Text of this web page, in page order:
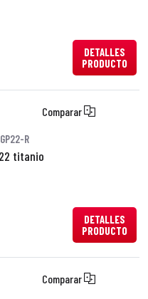
DETALLES
PRODUCTO
Comparar
R
titanio
DETALLES
PRODUCTO
Comparar